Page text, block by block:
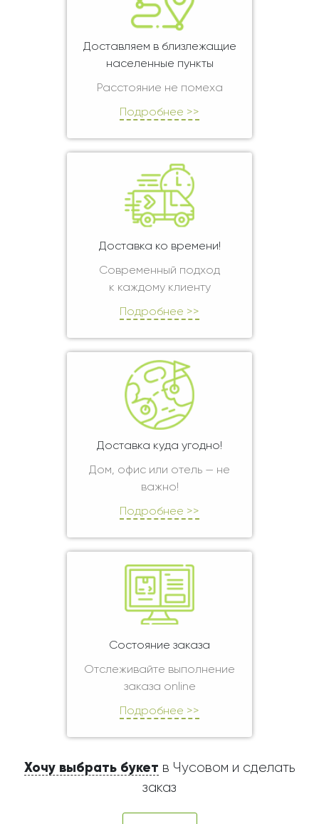
Доставляем в близлежащие
населенные пункты
Расстояние не помеха
Подробнее >>
Доставка ко времени!
Современный подход
к каждому клиенту
Подробнее >>
Доставка куда угодно!
Дом, офис или отель — не
важно!
Подробнее >>
Состояние заказа
Отслеживайте выполнение
заказа online
Подробнее >>
Хочу выбрать букет в Чусовом и сделать
заказ